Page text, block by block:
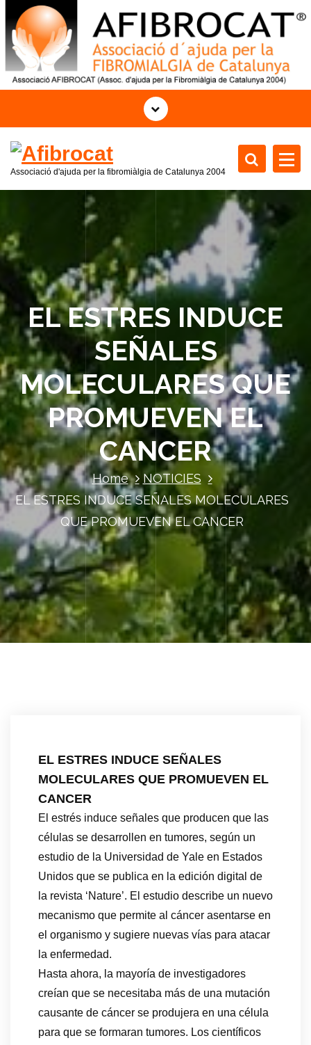
o
n
Associació d'ajuda per la fibromiàlgia de Catalunya 2004
EL ESTRES INDUCE
SEÑALES
MOLECULARES QUE
PROMUEVEN EL
CANCER
Home
NOTICIES
EL ESTRES INDUCE SEÑALES MOLECULARES
QUE PROMUEVEN EL CANCER
EL ESTRES INDUCE SEÑALES
MOLECULARES QUE PROMUEVEN EL
CANCER
El estrés induce señales que producen que las
células se desarrollen en tumores, según un
estudio de la Universidad de Yale en Estados
Unidos que se publica en la edición digital de
la revista ‘Nature’. El estudio describe un nuevo
mecanismo que permite al cáncer asentarse en
el organismo y sugiere nuevas vías para atacar
la enfermedad.
Hasta ahora, la mayoría de investigadores
creían que se necesitaba más de una mutación
causante de cáncer se produjera en una célula
para que se formaran tumores. Los científicos